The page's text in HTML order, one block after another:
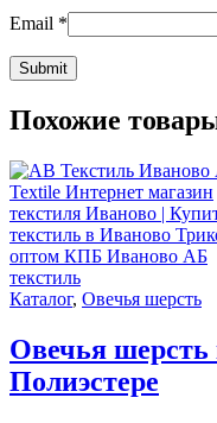
Email *
Похожие
Каталог, Овечья шерсть
Овечья шерсть
Полиэстере